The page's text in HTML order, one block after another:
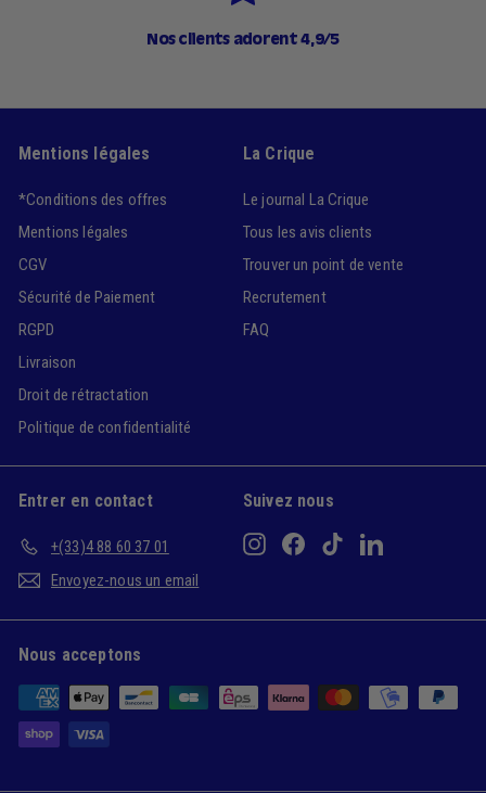
Nos clients adorent 4,9/5
Mentions légales
*Conditions des offres
Mentions légales
CGV
Sécurité de Paiement
RGPD
Livraison
Droit de rétractation
Politique de confidentialité
La Crique
Le journal La Crique
Tous les avis clients
Trouver un point de vente
Recrutement
FAQ
Entrer en contact
+(33)4 88 60 37 01
Envoyez-nous un email
Suivez nous
InstagramFacebookTikTokLinkedIn
Nous acceptons